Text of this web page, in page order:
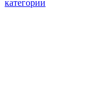
категории